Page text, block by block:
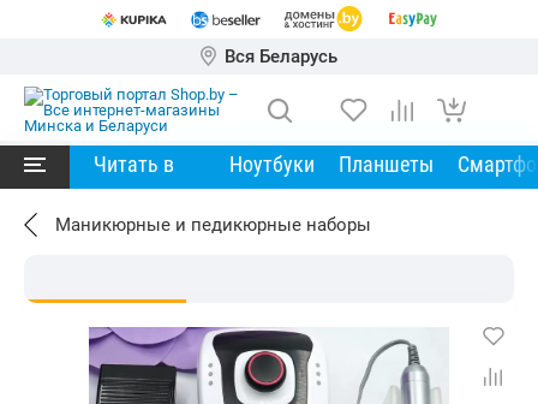
Вся Беларусь
Читать в Ноутбуки Планшеты
Маникюрные и педикюрные наборы